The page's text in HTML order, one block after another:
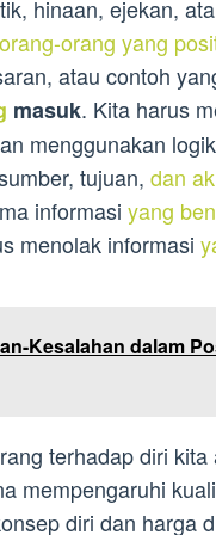
hinaan, ejekan,
orang yang
atau contoh
masuk. Kita harus
menggunakan
tujuan, dan
informasi yang
menolak informasi
Kesalahan dalam
terhadap diri
mempengaruhi
diri dan harga